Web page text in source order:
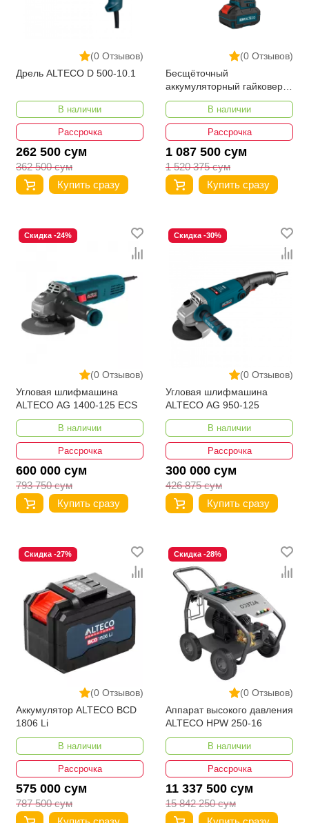
(0 Отзывов)
Дрель ALTECO D 500-10.1
В наличии
Рассрочка
262 500 сум
362 500 сум
Купить сразу
(0 Отзывов)
Бесщёточный
аккумуляторный гайковерт
ALTECO CIW 20-500 Li BL
В наличии
Рассрочка
1 087 500 сум
1 520 375 сум
Купить сразу
(0 Отзывов)
Скидка -24%
Угловая шлифмашина
ALTECO AG 1400-125 ECS
В наличии
Рассрочка
600 000 сум
793 750 сум
Купить сразу
(0 Отзывов)
Скидка -30%
Угловая шлифмашина
ALTECO AG 950-125
В наличии
Рассрочка
300 000 сум
426 875 сум
Купить сразу
(0 Отзывов)
Скидка -27%
Аккумулятор ALTECO BCD
1806 Li
В наличии
Рассрочка
575 000 сум
787 500 сум
(0 Отзывов)
Скидка -28%
Аппарат высокого давления
ALTECO HPW 250-16
В наличии
Рассрочка
11 337 500 сум
15 842 250 сум